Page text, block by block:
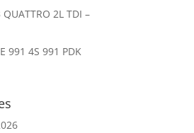
2L TDI –
991 4S 991 PDK